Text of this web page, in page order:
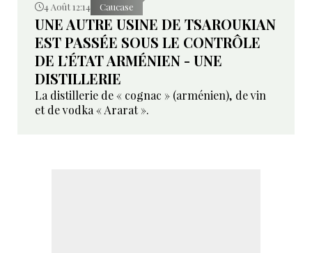
4 Août 12:14 Caucase
UNE AUTRE USINE DE TSAROUKIAN
EST PASSÉE SOUS LE CONTRÔLE
DE L’ÉTAT ARMÉNIEN - UNE
DISTILLERIE
La distillerie de « cognac » (arménien), de vin
et de vodka « Ararat ».